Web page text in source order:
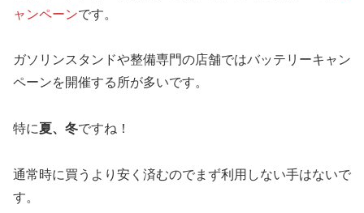
ャンペーンです。
ガソリンスタンドや整備専門の店舗ではバッテリーキャン
ペーンを開催する所が多いです。
特に夏、冬ですね！
通常時に買うより安く済むのでまず利用しない手はないで
す。